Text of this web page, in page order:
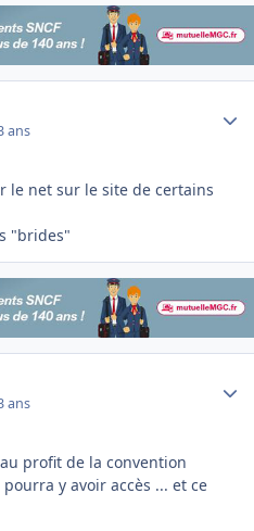
ans
le net sur le site de certains
"brides"
ans
profit de la convention
y avoir accès ... et ce